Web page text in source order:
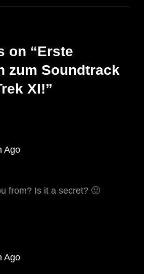
on “Erste
zum Soundtrack
XI!”
Ago
from? Is it a secret? 🙂
Ago